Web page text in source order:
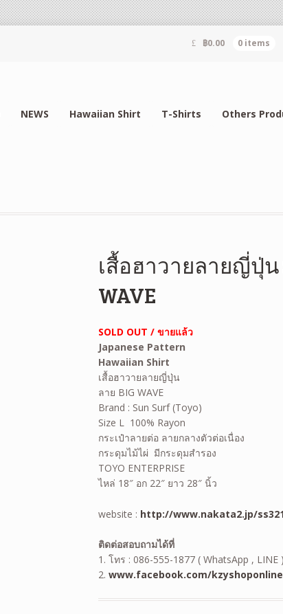
฿0.00 0 items
NEWS Hawaiian Shirt T-Shirts Others
เสื้อฮาวายลายญี่ปุ่น
WAVE
SOLD OUT / ขายแล้ว
Japanese Pattern
Hawaiian Shirt
เสื้อฮาวายลายญี่ปุ่น
ลาย BIG WAVE
Brand : Sun Surf (Toyo)
Size L 100% Rayon
กระเป๋าลายต่อ ลายกลางตัวต่อเนื่อง
กระดุมไม้ไผ่ มีกระดุมสำรอง
TOYO ENTERPRISE
ไหล่ 18″ อก 22″ ยาว 28″ นิ้ว
website : http://www.nakata2.jp/
ติดต่อสอบถามได้ที่
1. โทร : 086-555-1877 ( WhatsApp , LINE )
2.www.facebook.com/kzyshoponline